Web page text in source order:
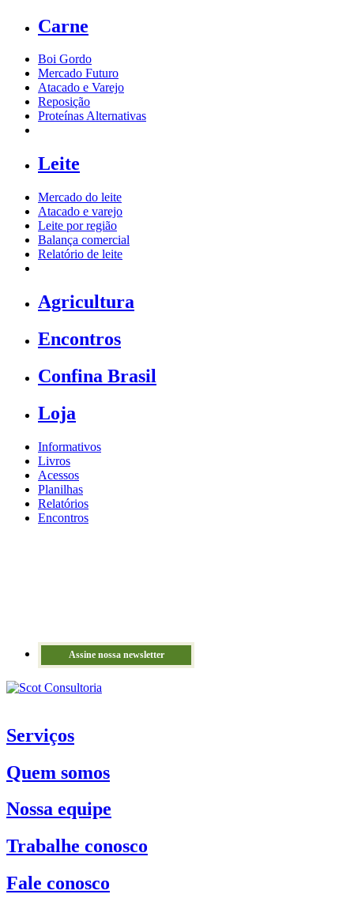
Carne
Boi Gordo
Mercado Futuro
Atacado e Varejo
Reposição
Proteínas Alternativas
Leite
Mercado do leite
Atacado e varejo
Leite por região
Balança comercial
Relatório de leite
Agricultura
Encontros
Confina Brasil
Loja
Informativos
Livros
Acessos
Planilhas
Relatórios
Encontros
Assine nossa newsletter
Serviços
Quem somos
Nossa equipe
Trabalhe conosco
Fale conosco